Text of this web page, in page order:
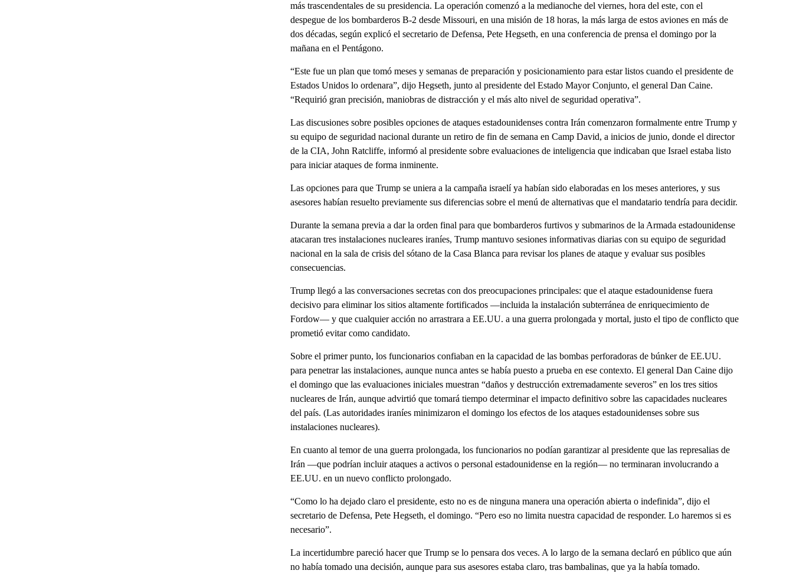
más trascendentales de su presidencia. La operación comenzó a la medianoche del viernes, hora del este, con el
despegue de los bombarderos B-2 desde Missouri, en una misión de 18 horas, la más larga de estos aviones en más de
dos décadas, según explicó el secretario de Defensa, Pete Hegseth, en una conferencia de prensa el domingo por la
mañana en el Pentágono.
“Este fue un plan que tomó meses y semanas de preparación y posicionamiento para estar listos cuando el presidente de
Estados Unidos lo ordenara”, dijo Hegseth, junto al presidente del Estado Mayor Conjunto, el general Dan Caine.
“Requirió gran precisión, maniobras de distracción y el más alto nivel de seguridad operativa”.
Las discusiones sobre posibles opciones de ataques estadounidenses contra Irán comenzaron formalmente entre Trump y
su equipo de seguridad nacional durante un retiro de fin de semana en Camp David, a inicios de junio, donde el director
de la CIA, John Ratcliffe, informó al presidente sobre evaluaciones de inteligencia que indicaban que Israel estaba listo
para iniciar ataques de forma inminente.
Las opciones para que Trump se uniera a la campaña israelí ya habían sido elaboradas en los meses anteriores, y sus
asesores habían resuelto previamente sus diferencias sobre el menú de alternativas que el mandatario tendría para decidir.
Durante la semana previa a dar la orden final para que bombarderos furtivos y submarinos de la Armada estadounidense
atacaran tres instalaciones nucleares iraníes, Trump mantuvo sesiones informativas diarias con su equipo de seguridad
nacional en la sala de crisis del sótano de la Casa Blanca para revisar los planes de ataque y evaluar sus posibles
consecuencias.
Trump llegó a las conversaciones secretas con dos preocupaciones principales: que el ataque estadounidense fuera
decisivo para eliminar los sitios altamente fortificados —incluida la instalación subterránea de enriquecimiento de
Fordow— y que cualquier acción no arrastrara a EE.UU. a una guerra prolongada y mortal, justo el tipo de conflicto que
prometió evitar como candidato.
Sobre el primer punto, los funcionarios confiaban en la capacidad de las bombas perforadoras de búnker de EE.UU.
para penetrar las instalaciones, aunque nunca antes se había puesto a prueba en ese contexto. El general Dan Caine dijo
el domingo que las evaluaciones iniciales muestran “daños y destrucción extremadamente severos” en los tres sitios
nucleares de Irán, aunque advirtió que tomará tiempo determinar el impacto definitivo sobre las capacidades nucleares
del país. (Las autoridades iraníes minimizaron el domingo los efectos de los ataques estadounidenses sobre sus
instalaciones nucleares).
En cuanto al temor de una guerra prolongada, los funcionarios no podían garantizar al presidente que las represalias de
Irán —que podrían incluir ataques a activos o personal estadounidense en la región— no terminaran involucrando a
EE.UU. en un nuevo conflicto prolongado.
“Como lo ha dejado claro el presidente, esto no es de ninguna manera una operación abierta o indefinida”, dijo el
secretario de Defensa, Pete Hegseth, el domingo. “Pero eso no limita nuestra capacidad de responder. Lo haremos si es
necesario”.
La incertidumbre pareció hacer que Trump se lo pensara dos veces. A lo largo de la semana declaró en público que aún
no había tomado una decisión, aunque para sus asesores estaba claro, tras bambalinas, que ya la había tomado.